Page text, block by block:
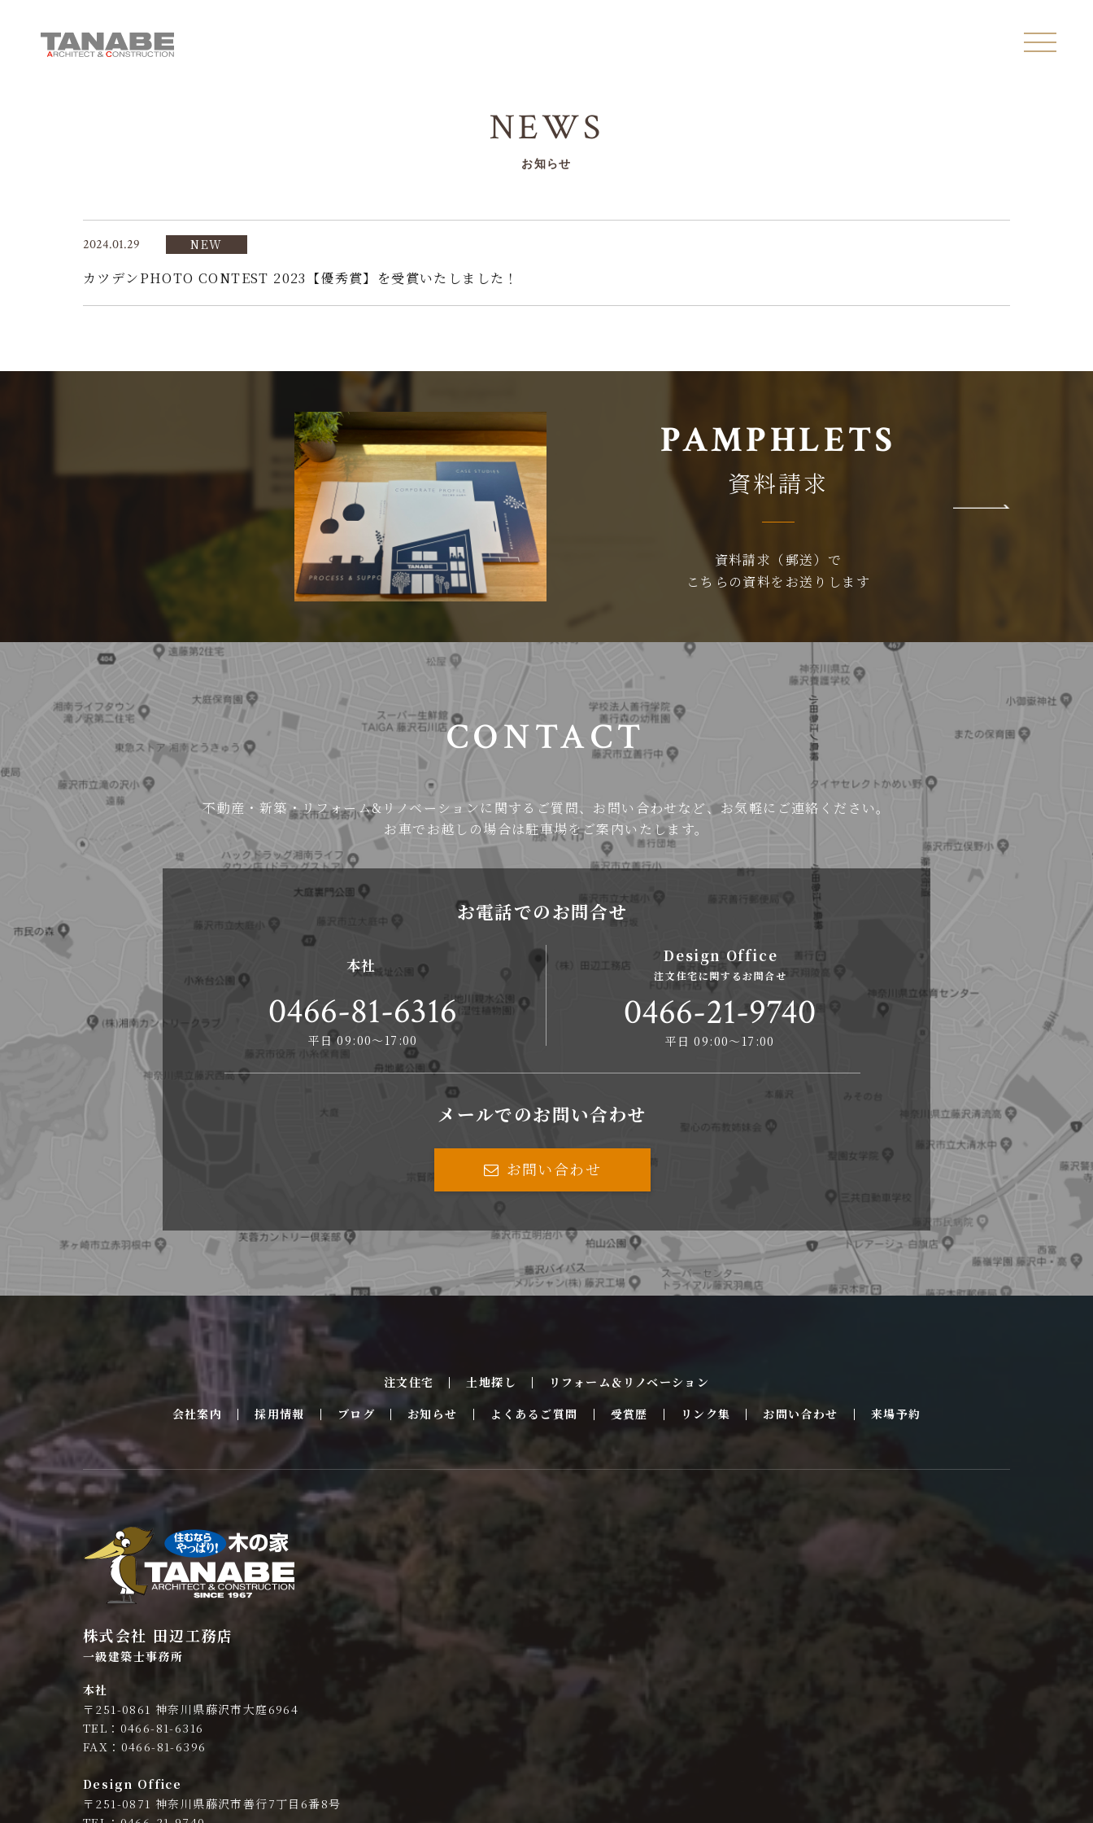
NEWS
お知らせ
2024.01.29 NEW
カツデンPHOTO CONTEST 2023【優秀賞】を受賞いたしました！
PAMPHLETS
資料請求
資料請求（郵送）で
こちらの資料をお送りします
CONTACT
不動産・新築・リフォーム&リノベーションに関するご質問、お問い合わせなど、お気軽にご連絡ください。
お車でお越しの場合は駐車場をご案内いたします。
お電話でのお問合せ
本社
0466-81-6316
平日 09:00〜17:00
Design Office
注文住宅に関するお問合せ
0466-21-9740
平日 09:00〜17:00
メールでのお問い合わせ
お問い合わせ
注文住宅 土地探し
リフォーム＆リノベーション
会社案内
採用情報 ブログ お知らせ よくあるご質問 受賞歴 リンク集 お問い合わせ 来場予約
株式会社 田辺工務店
一級建築士事務所
本社
〒251-0861 神奈川県藤沢市大庭6964
TEL：0466-81-6316
FAX：0466-81-6396
Design Office
〒251-0871 神奈川県藤沢市善行7丁目6番8号